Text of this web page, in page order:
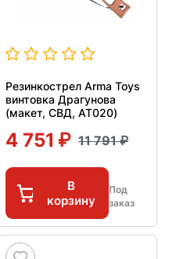
Резинкострел Arma Toys
винтовка Драгунова
(макет, СВД, AT020)
4 751 11 791
В
корзину
Под
заказ